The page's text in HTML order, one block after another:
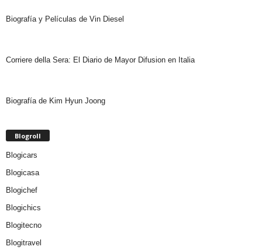
Biografía y Películas de Vin Diesel
Corriere della Sera: El Diario de Mayor Difusion en Italia
Biografía de Kim Hyun Joong
Blogroll
Blogicars
Blogicasa
Blogichef
Blogichics
Blogitecno
Blogitravel